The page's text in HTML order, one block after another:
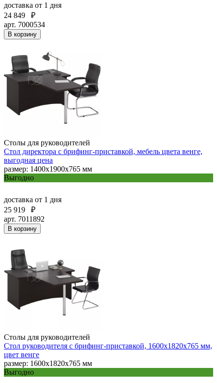
доставка от 1 дня
24 849
₽
арт. 7000534
В корзину
Столы для руководителей
Стол директора с брифинг-приставкой, мебель цвета венге,
выгодная цена
размер: 1400х1900х765 мм
Выгодно
доставка от 1 дня
25 919
₽
арт. 7011892
В корзину
Столы для руководителей
Стол руководителя с брифинг-приставкой, 1600х1820х765 мм,
цвет венге
размер: 1600х1820х765 мм
Выгодно